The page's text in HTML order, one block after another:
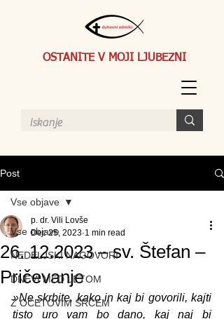
OSTANITE V MOJI LJUBEZNI
Post
Vse objave
NEDELJSKI NAGOVORI
DNEVI MED LETOM
Z OČETOVIM SRCEM
Vse objave
26. 12.2023 – sv. Štefan –
Pričevanje
p. dr. Vili Lovše
Dec 25, 2023 1 min read
»Ne skrbite, kako in kaj bi govorili, kajti
tisto uro vam bo dano, kaj naj bi